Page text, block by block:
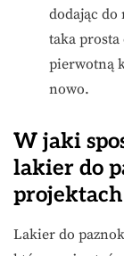
dodając do
taka
pierwotną
nowo.
W jaki
lakier do
projektach
Lakier do